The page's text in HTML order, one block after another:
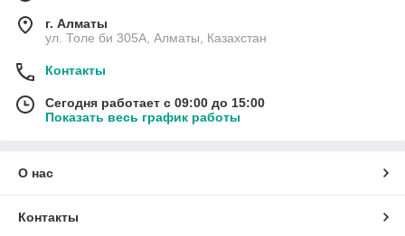
г. Алматы
ул. Толе би 305А, Алматы, Казахстан
Контакты
Сегодня работает с 09:00 до 15:00
Показать весь график работы
О нас
Контакты